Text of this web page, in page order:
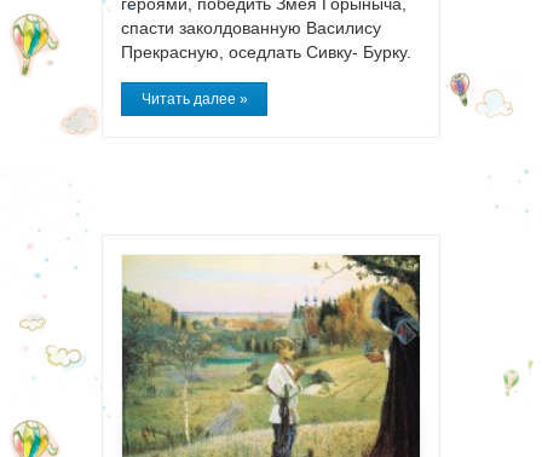
спасти заколдованную Василису
Прекрасную, оседлать Сивку- Бурку.
Читать далее »